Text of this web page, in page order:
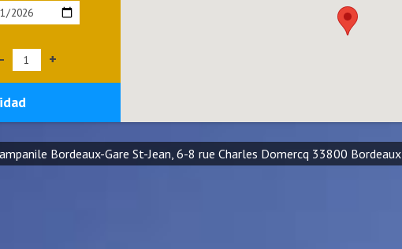
- +
Bordeaux-Gare St-Jean, 6-8 rue Charles Domercq 33800 Bordeaux